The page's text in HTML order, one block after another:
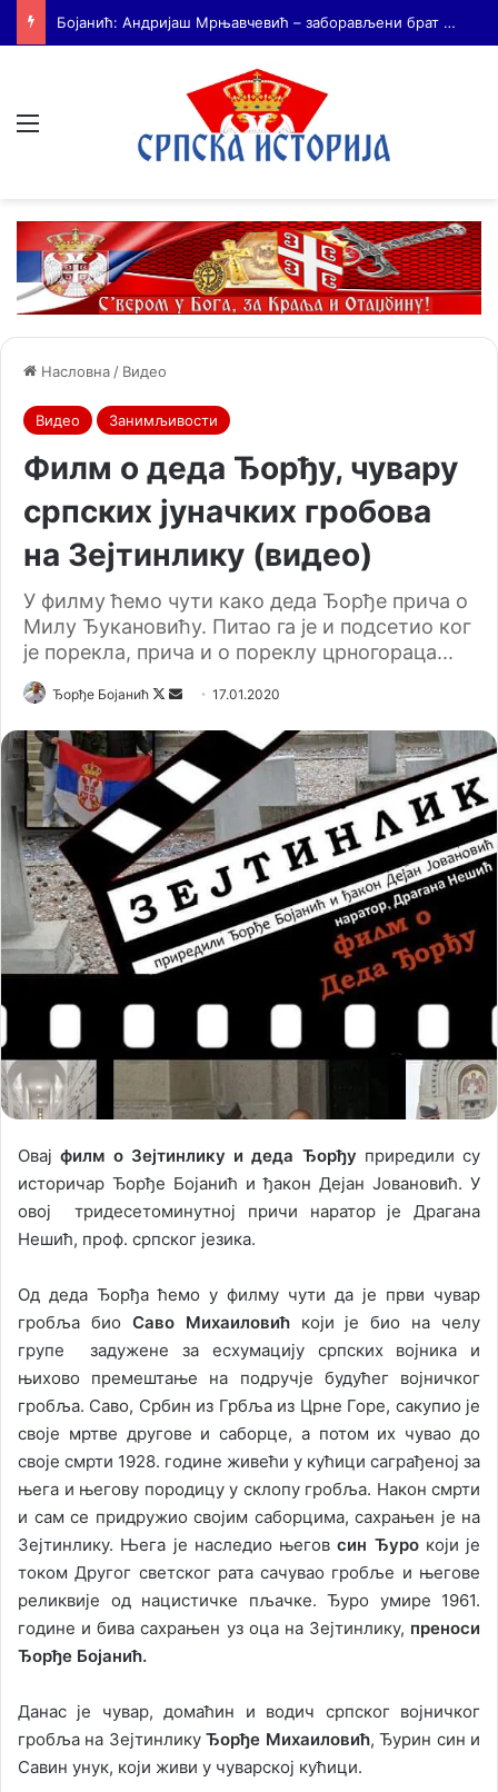
На Дражин дан у Лондону обележено 80. година од мучког убиства генерала Драгољуба Драже Михаиловића
Насловна / Видео
Видео Занимљивости
Филм о деда Ђорђу, чувару
српских јуначких гробова
на Зејтинлику (видео)
У филму ћемо чути како деда Ђорђе прича о
Милу Ђукановићу. Питао га је и подсетио ког
је порекла, прича и о пореклу црногораца...
Ђорђе Бојанић
F
l
l
w
o
n
X
n
a
n
e
m
a
l
17.01.2020
Овајфилм о Зејтинлику и деда Ђорђу приредили су
историчар Ђорђе Бојанић и ђакон Дејан Јовановић. У
овој тридесетоминутној причи наратор је Драгана
Нешић, проф. српског језика.
Од деда Ђорђа ћемо у филму чути да је први чувар
гробља био Саво Михаиловићкоји је био на челу
групе задужене за есхумацију српских војника и
њихово премештање на подручје будућег војничког
гробља. Саво, Србин из Грбља из Црне Горе, сакупио је
своје мртве другове и саборце, а потом их чувао до
своје смрти 1928. године живећи у кућици саграђеној за
њега и његову породицу у склопу гробља. Након смрти
и сам се придружио својим саборцима, сахрањен је на
Зејтинлику. Њега је наследио његов син Ђурокоји је
током Другог светског рата сачувао гробље и његове
реликвије од нацистичке пљачке. Ђуро умире 1961.
године и бива сахрањен уз оца на Зејтинлику, преноси
Ђорђе Бојанић.
Данас је чувар, домаћин и водич српског војничког
гробља на ЗејтинликуЂорђе Михаиловић, Ђурин син и
Савин унук, који живи у чуварској кућици.